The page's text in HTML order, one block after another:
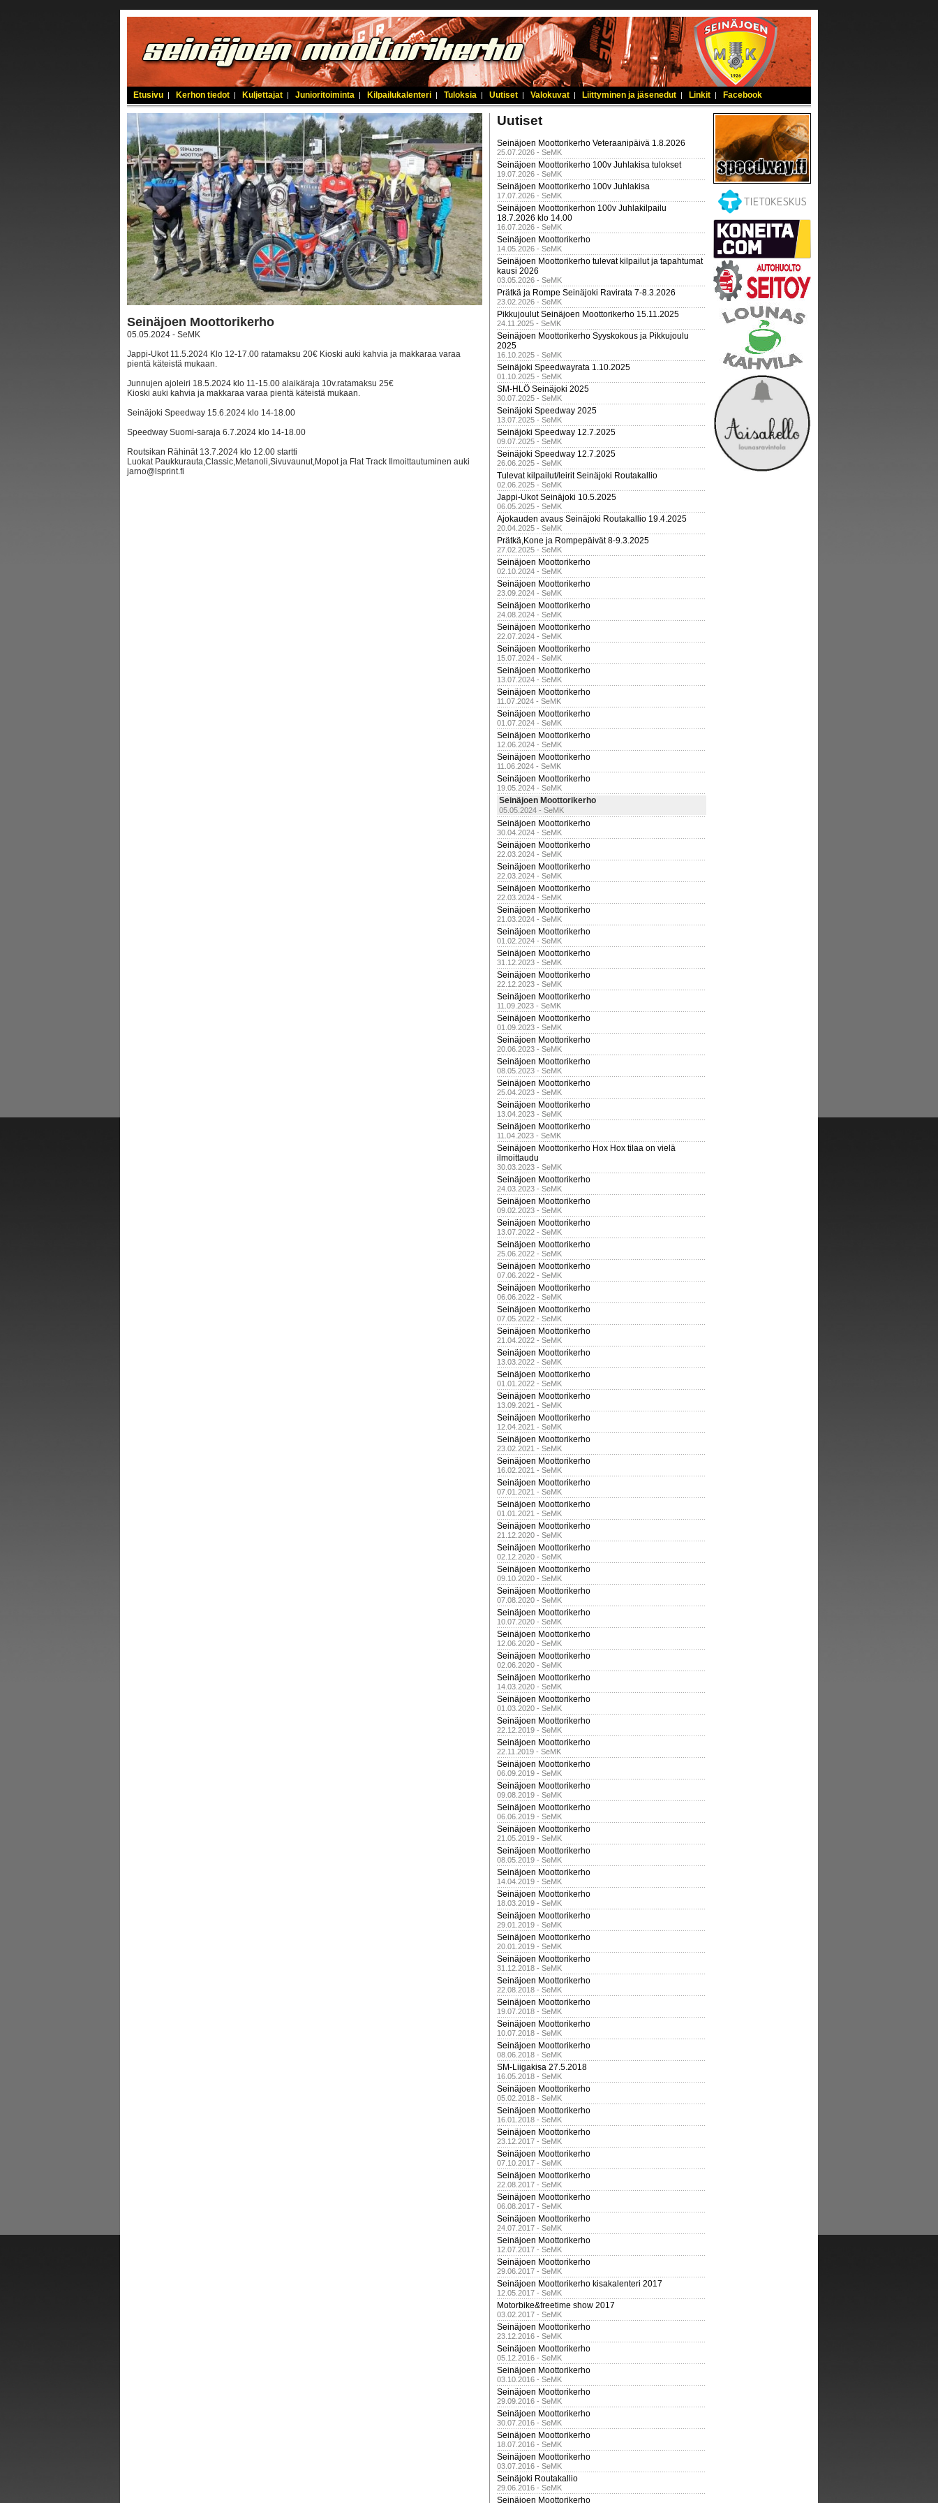
Etusivu | Kerhon tiedot | Kuljettajat | Junioritoiminta | Kilpailukalenteri | Tuloksia | Uutiset | Valokuvat | Liittyminen ja jäsenedut | Linkit | Facebook
Seinäjoen Moottorikerho
05.05.2024 - SeMK
Jappi-Ukot 11.5.2024 Klo 12-17.00 ratamaksu 20€ Kioski auki kahvia ja makkaraa varaa
pientä käteistä mukaan.
Junnujen ajoleiri 18.5.2024 klo 11-15.00 alaikäraja 10v.ratamaksu 25€
Kioski auki kahvia ja makkaraa varaa pientä käteistä mukaan.
Seinäjoki Speedway 15.6.2024 klo 14-18.00
Speedway Suomi-saraja 6.7.2024 klo 14-18.00
Routsikan Rähinät 13.7.2024 klo 12.00 startti
Luokat Paukkurauta,Classic,Metanoli,Sivuvaunut,Mopot ja Flat Track Ilmoittautuminen auki
jarno@lsprint.fi
Uutiset
Seinäjoen Moottorikerho Veteraanipäivä 1.8.2026
25.07.2026 - SeMK
Seinäjoen Moottorikerho 100v Juhlakisa tulokset
19.07.2026 - SeMK
Seinäjoen Moottorikerho 100v Juhlakisa
17.07.2026 - SeMK
Seinäjoen Moottorikerhon 100v Juhlakilpailu
18.7.2026 klo 14.00
16.07.2026 - SeMK
Seinäjoen Moottorikerho
14.05.2026 - SeMK
Seinäjoen Moottorikerho tulevat kilpailut ja tapahtumat
kausi 2026
03.05.2026 - SeMK
Prätkä ja Rompe Seinäjoki Ravirata 7-8.3.2026
23.02.2026 - SeMK
Pikkujoulut Seinäjoen Moottorikerho 15.11.2025
24.11.2025 - SeMK
Seinäjoen Moottorikerho Syyskokous ja Pikkujoulu
2025
16.10.2025 - SeMK
Seinäjoki Speedwayrata 1.10.2025
01.10.2025 - SeMK
SM-HLÖ Seinäjoki 2025
30.07.2025 - SeMK
Seinäjoki Speedway 2025
13.07.2025 - SeMK
Seinäjoki Speedway 12.7.2025
09.07.2025 - SeMK
Seinäjoki Speedway 12.7.2025
26.06.2025 - SeMK
Tulevat kilpailut/leirit Seinäjoki Routakallio
02.06.2025 - SeMK
Jappi-Ukot Seinäjoki 10.5.2025
06.05.2025 - SeMK
Ajokauden avaus Seinäjoki Routakallio 19.4.2025
20.04.2025 - SeMK
Prätkä,Kone ja Rompepäivät 8-9.3.2025
27.02.2025 - SeMK
Seinäjoen Moottorikerho
02.10.2024 - SeMK
Seinäjoen Moottorikerho
23.09.2024 - SeMK
Seinäjoen Moottorikerho
24.08.2024 - SeMK
Seinäjoen Moottorikerho
22.07.2024 - SeMK
Seinäjoen Moottorikerho
15.07.2024 - SeMK
Seinäjoen Moottorikerho
13.07.2024 - SeMK
Seinäjoen Moottorikerho
11.07.2024 - SeMK
Seinäjoen Moottorikerho
01.07.2024 - SeMK
Seinäjoen Moottorikerho
12.06.2024 - SeMK
Seinäjoen Moottorikerho
11.06.2024 - SeMK
Seinäjoen Moottorikerho
19.05.2024 - SeMK
Seinäjoen Moottorikerho
05.05.2024 - SeMK
Seinäjoen Moottorikerho
30.04.2024 - SeMK
Seinäjoen Moottorikerho
22.03.2024 - SeMK
Seinäjoen Moottorikerho
22.03.2024 - SeMK
Seinäjoen Moottorikerho
22.03.2024 - SeMK
Seinäjoen Moottorikerho
21.03.2024 - SeMK
Seinäjoen Moottorikerho
01.02.2024 - SeMK
Seinäjoen Moottorikerho
31.12.2023 - SeMK
Seinäjoen Moottorikerho
22.12.2023 - SeMK
Seinäjoen Moottorikerho
11.09.2023 - SeMK
Seinäjoen Moottorikerho
01.09.2023 - SeMK
Seinäjoen Moottorikerho
20.06.2023 - SeMK
Seinäjoen Moottorikerho
08.05.2023 - SeMK
Seinäjoen Moottorikerho
25.04.2023 - SeMK
Seinäjoen Moottorikerho
13.04.2023 - SeMK
Seinäjoen Moottorikerho
11.04.2023 - SeMK
Seinäjoen Moottorikerho Hox Hox tilaa on vielä
ilmoittaudu
30.03.2023 - SeMK
Seinäjoen Moottorikerho
24.03.2023 - SeMK
Seinäjoen Moottorikerho
09.02.2023 - SeMK
Seinäjoen Moottorikerho
13.07.2022 - SeMK
Seinäjoen Moottorikerho
25.06.2022 - SeMK
Seinäjoen Moottorikerho
07.06.2022 - SeMK
Seinäjoen Moottorikerho
06.06.2022 - SeMK
Seinäjoen Moottorikerho
07.05.2022 - SeMK
Seinäjoen Moottorikerho
21.04.2022 - SeMK
Seinäjoen Moottorikerho
13.03.2022 - SeMK
Seinäjoen Moottorikerho
01.01.2022 - SeMK
Seinäjoen Moottorikerho
13.09.2021 - SeMK
Seinäjoen Moottorikerho
12.04.2021 - SeMK
Seinäjoen Moottorikerho
23.02.2021 - SeMK
Seinäjoen Moottorikerho
16.02.2021 - SeMK
Seinäjoen Moottorikerho
07.01.2021 - SeMK
Seinäjoen Moottorikerho
01.01.2021 - SeMK
Seinäjoen Moottorikerho
21.12.2020 - SeMK
Seinäjoen Moottorikerho
02.12.2020 - SeMK
Seinäjoen Moottorikerho
09.10.2020 - SeMK
Seinäjoen Moottorikerho
07.08.2020 - SeMK
Seinäjoen Moottorikerho
10.07.2020 - SeMK
Seinäjoen Moottorikerho
12.06.2020 - SeMK
Seinäjoen Moottorikerho
02.06.2020 - SeMK
Seinäjoen Moottorikerho
14.03.2020 - SeMK
Seinäjoen Moottorikerho
01.03.2020 - SeMK
Seinäjoen Moottorikerho
22.12.2019 - SeMK
Seinäjoen Moottorikerho
22.11.2019 - SeMK
Seinäjoen Moottorikerho
06.09.2019 - SeMK
Seinäjoen Moottorikerho
09.08.2019 - SeMK
Seinäjoen Moottorikerho
06.06.2019 - SeMK
Seinäjoen Moottorikerho
21.05.2019 - SeMK
Seinäjoen Moottorikerho
08.05.2019 - SeMK
Seinäjoen Moottorikerho
14.04.2019 - SeMK
Seinäjoen Moottorikerho
18.03.2019 - SeMK
Seinäjoen Moottorikerho
29.01.2019 - SeMK
Seinäjoen Moottorikerho
20.01.2019 - SeMK
Seinäjoen Moottorikerho
31.12.2018 - SeMK
Seinäjoen Moottorikerho
22.08.2018 - SeMK
Seinäjoen Moottorikerho
19.07.2018 - SeMK
Seinäjoen Moottorikerho
10.07.2018 - SeMK
Seinäjoen Moottorikerho
08.06.2018 - SeMK
SM-Liigakisa 27.5.2018
16.05.2018 - SeMK
Seinäjoen Moottorikerho
05.02.2018 - SeMK
Seinäjoen Moottorikerho
16.01.2018 - SeMK
Seinäjoen Moottorikerho
23.12.2017 - SeMK
Seinäjoen Moottorikerho
07.10.2017 - SeMK
Seinäjoen Moottorikerho
22.08.2017 - SeMK
Seinäjoen Moottorikerho
06.08.2017 - SeMK
Seinäjoen Moottorikerho
24.07.2017 - SeMK
Seinäjoen Moottorikerho
12.07.2017 - SeMK
Seinäjoen Moottorikerho
29.06.2017 - SeMK
Seinäjoen Moottorikerho kisakalenteri 2017
12.05.2017 - SeMK
Motorbike&freetime show 2017
03.02.2017 - SeMK
Seinäjoen Moottorikerho
23.12.2016 - SeMK
Seinäjoen Moottorikerho
05.12.2016 - SeMK
Seinäjoen Moottorikerho
03.10.2016 - SeMK
Seinäjoen Moottorikerho
29.09.2016 - SeMK
Seinäjoen Moottorikerho
30.07.2016 - SeMK
Seinäjoen Moottorikerho
18.07.2016 - SeMK
Seinäjoen Moottorikerho
03.07.2016 - SeMK
Seinäjoki Routakallio
29.06.2016 - SeMK
Seinäjoen Moottorikerho